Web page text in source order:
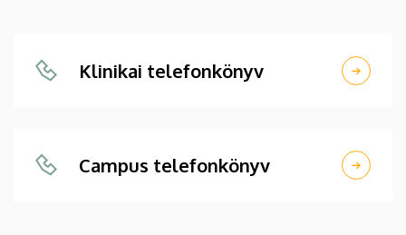
Klinikai telefonkönyv
Campus telefonkönyv